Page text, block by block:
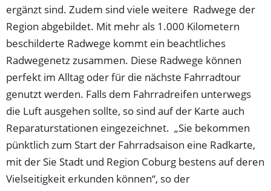
ergänzt sind. Zudem sind viele weitere Radwege der
Region abgebildet. Mit mehr als 1.000 Kilometern
beschilderte Radwege kommt ein beachtliches
Radwegenetz zusammen. Diese Radwege können
perfekt im Alltag oder für die nächste Fahrradtour
genutzt werden. Falls dem Fahrradreifen unterwegs
die Luft ausgehen sollte, so sind auf der Karte auch
Reparaturstationen eingezeichnet. „Sie bekommen
pünktlich zum Start der Fahrradsaison eine Radkarte,
mit der Sie Stadt und Region Coburg bestens auf deren
Vielseitigkeit erkunden können“, so der